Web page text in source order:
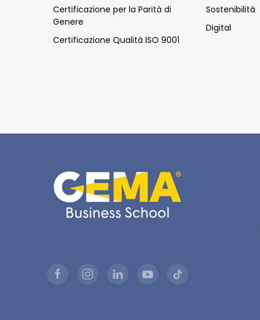
Certificazione per la Parità di
Genere
Certificazione Qualità ISO 9001
Sostenibilità
Digital